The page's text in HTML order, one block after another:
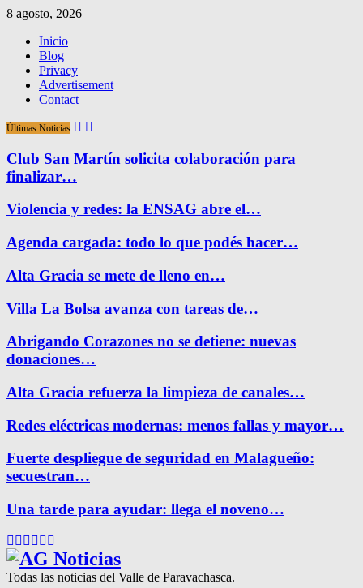
8 agosto, 2026
Inicio
Blog
Privacy
Advertisement
Contact
Últimas Noticias
Club San Martín solicita colaboración para
finalizar…
Violencia y redes: la ENSAG abre el…
Agenda cargada: todo lo que podés hacer…
Alta Gracia se mete de lleno en…
Villa La Bolsa avanza con tareas de…
Abrigando Corazones no se detiene: nuevas
donaciones…
Alta Gracia refuerza la limpieza de canales…
Redes eléctricas modernas: menos fallas y mayor…
Fuerte despliegue de seguridad en Malagueño:
secuestran…
Una tarde para ayudar: llega el noveno…
Facebook
Twitter
Instagram
Pinterest
Google
Todas las noticias del Valle de Paravachasca.